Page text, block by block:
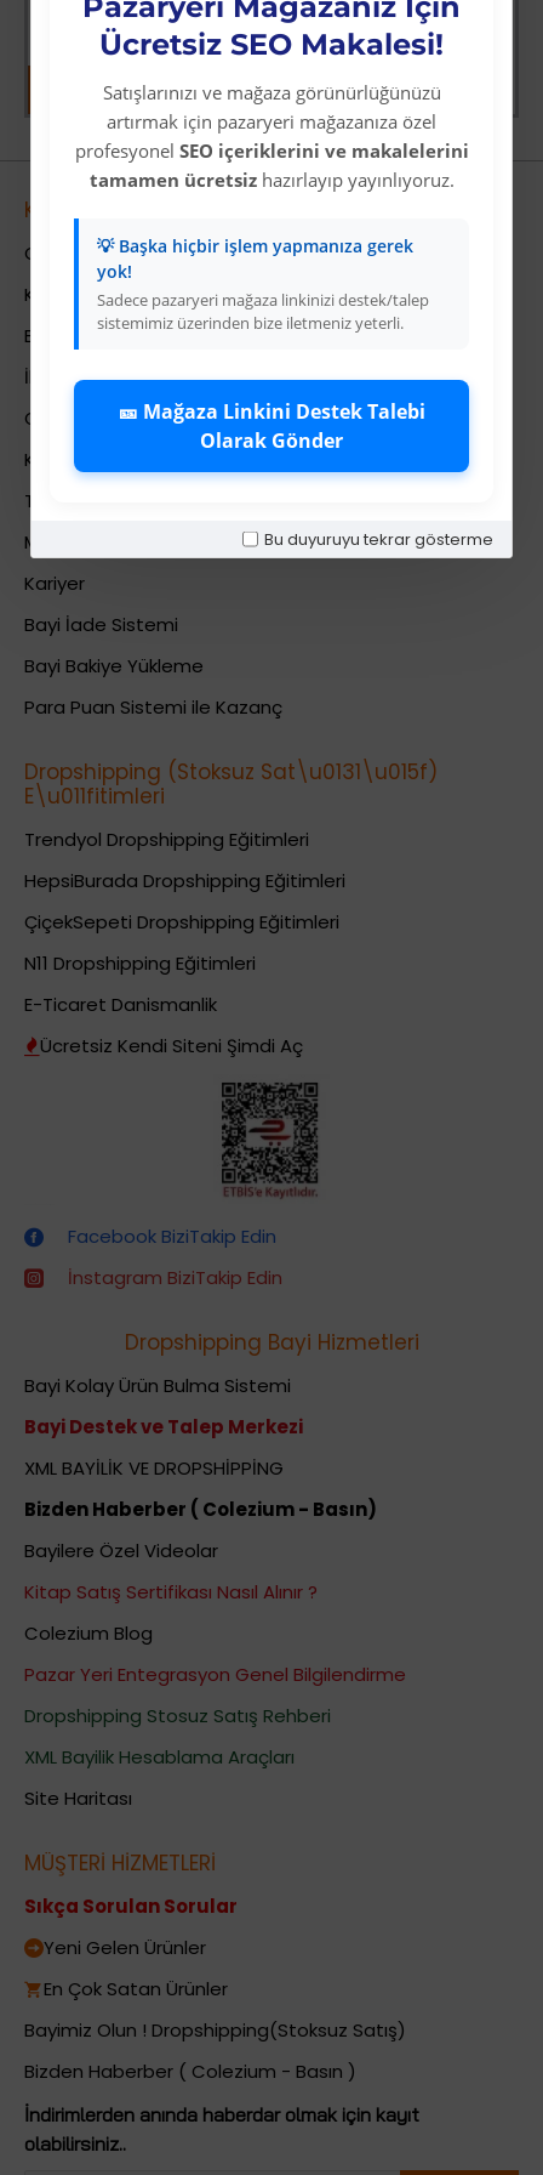
Ücretsiz SEO Makalesi!
Satışlarınızı ve mağaza görünürlüğünüzü
artırmak için pazaryeri mağazanıza özel
profesyonel SEO içeriklerini ve makalelerini
tamamen ücretsizhazırlayıp yayınlıyoruz.
💡 Başka hiçbir işlem yapmanıza gerek
yok!
Sadece pazaryeri mağaza linkinizi destek/talep
sistemimiz üzerinden bize iletmeniz yeterli.
🎫 Mağaza Linkini Destek Talebi
Olarak Gönder
Bu duyuruyu tekrar gösterme
Üye Olunuz Üye Olunuz
Kurumsal
Colezium Hakkında
Kurumsal Bilgiler
Banka Hesab Bilgileri
İletişim
Gizlilik Politikası
Kullanıcı Sözleşmesi
Teslimat Bilgileri
Mesafeli Satış Sözleşmesi
Kariyer
Bayi İade Sistemi
Bayi Bakiye Yükleme
Para Puan Sistemi ile Kazanç
Dropshipping (Stoksuz Sat\u0131\u015f)
E\u011fitimleri
Trendyol Dropshipping Eğitimleri
HepsiBurada Dropshipping Eğitimleri
ÇiçekSepeti Dropshipping Eğitimleri
N11 Dropshipping Eğitimleri
E-Ticaret Danismanlik
Ücretsiz Kendi Siteni Şimdi Aç
Facebook BiziTakip Edin
İnstagram BiziTakip Edin
Dropshipping Bayi Hizmetleri
Bayi Kolay Ürün Bulma Sistemi
Bayi Destek ve Talep Merkezi
XML BAYİLİK VE DROPSHİPPİNG
Bizden Haberber ( Colezium - Basın)
Bayilere Özel Videolar
Kitap Satış Sertifikası Nasıl Alınır ?
Colezium Blog
Pazar Yeri Entegrasyon Genel Bilgilendirme
Dropshipping Stosuz Satış Rehberi
XML Bayilik Hesablama Araçları
Site Haritası
MÜŞTERİ HİZMETLERİ
Sıkça Sorulan Sorular
Yeni Gelen Ürünler
En Çok Satan Ürünler
Bayimiz Olun ! Dropshipping(Stoksuz Satış)
Bizden Haberber ( Colezium - Basın )
İndirimlerden anında haberdar olmak için kayıt
olabilirsiniz..